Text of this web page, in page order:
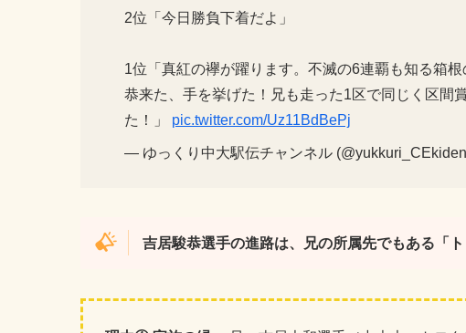
2位「今日勝負下着だよ」
1位「真紅の襷が躍ります。不滅の6連覇も知る箱
恭来た、手を挙げた！兄も走った1区で同じく区間
た！」
pic.twitter.com/Uz11BdBePj
— ゆっくり中大駅伝チャンネル
吉居駿恭選手の進路は、兄の所属先でもある「
理由① 家族の縁：
兄・吉居大和選手（中央大→トヨ